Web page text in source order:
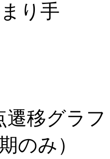
り手
遷移グラ
のみ）